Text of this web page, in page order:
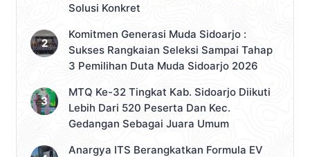
Solusi Konkret
Komitmen Generasi Muda Sidoarjo :
Sukses Rangkaian Seleksi Sampai Tahap
3 Pemilihan Duta Muda Sidoarjo 2026
MTQ Ke-32 Tingkat Kab. Sidoarjo Diikuti
Lebih Dari 520 Peserta Dan Kec.
Gedangan Sebagai Juara Umum
Anargya ITS Berangkatkan Formula EV